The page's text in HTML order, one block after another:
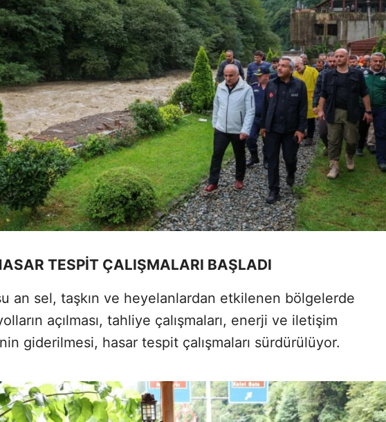
TESPİT ÇALIŞMALARI BAŞLADI
an sel, taşkın ve heyelanlardan etkilenen bölgelerde
açılması, tahliye çalışmaları, enerji ve iletişim
giderilmesi, hasar tespit çalışmaları sürdürülüyor.